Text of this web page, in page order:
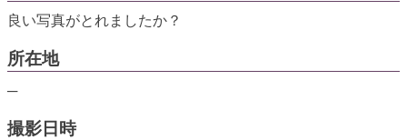
良い写真がとれましたか？
所在地
─
撮影日時